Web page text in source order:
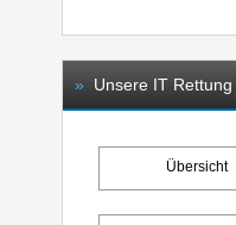
» Unsere IT
Übersicht